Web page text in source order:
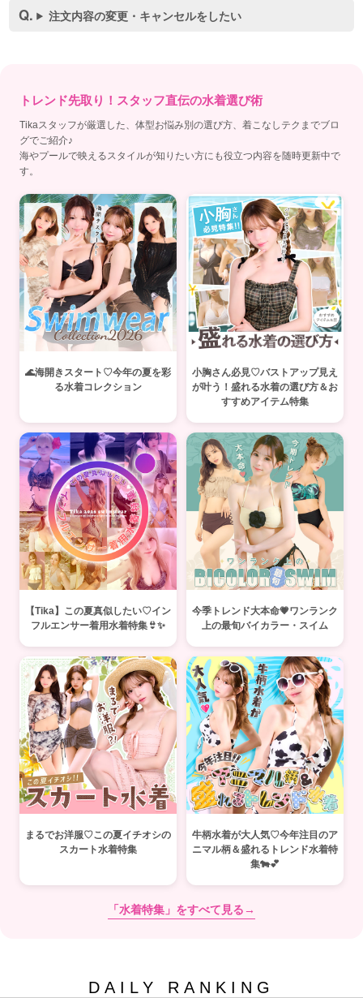
注文内容の変更・キャンセルをしたい
トレンド先取り！スタッフ直伝の水着選び術
Tikaスタッフが厳選した、体型お悩み別の選び方、着こなしテクまでブロ
グでご紹介♪
海やプールで映えるスタイルが知りたい方にも役立つ内容を随時更新中で
す。
🌊海開きスタート♡今年の夏を彩
る水着コレクション
小胸さん必見♡バストアップ見え
が叶う！盛れる水着の選び方＆お
すすめアイテム特集
【Tika】この夏真似したい♡イン
フルエンサー着用水着特集👙✨
今季トレンド大本命💗ワンランク
上の最旬バイカラー・スイム
まるでお洋服♡この夏イチオシの
スカート水着特集
牛柄水着が大人気♡今年注目のア
ニマル柄＆盛れるトレンド水着特
集🐄💕
「水着特集」をすべて見る→
DAILY RANKING